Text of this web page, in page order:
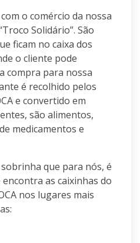
o comércio da nossa
Solidário”. São
ficam no caixa dos
o cliente pode
compra para nossa
é recolhido pelos
e convertido em
são alimentos,
medicamentos e
que para nós, é
as caixinhas do
nos lugares mais